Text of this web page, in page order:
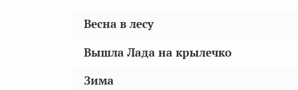
Весна в лесу
Вышла Лада на крылечко
Зима